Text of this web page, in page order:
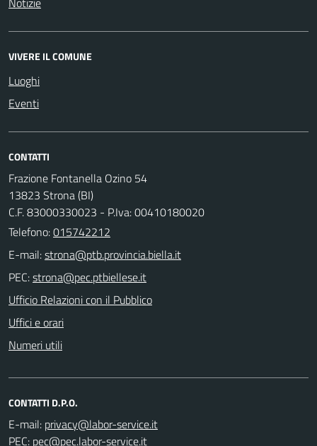
VIVERE IL COMUNE
Luoghi
Eventi
CONTATTI
Frazione Fontanella Ozino 54
13823 Strona (BI)
C.F. 83000330023 - P.Iva: 00410180020
Telefono:015742212
E-mail:
PEC:
Ufficio Relazioni con il Pubblico
Uffici e orari
Numeri utili
CONTATTI D.P.O.
E-mail:
PEC: